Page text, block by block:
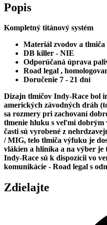
TITANIUM
Racing
Popis
Kompletný titánový systém
Materiál zvodov a
DB killer - NIE
Odporúčaná úprava
Road legal ,
Doručenie 7 - 21 dní
Dizajn tlmičov Indy-Race bol
amerických závodných dráh
sa rozmery pri zachovaní
tlmenie hluku s veľmi
časti sú vyrobené z
/ MIG, telo tlmiča výfuku je
vlákien a hliníka a na výber je
Indy-Race sú k dispozícii vo
komunikácie - Road legal s
Zdielajte